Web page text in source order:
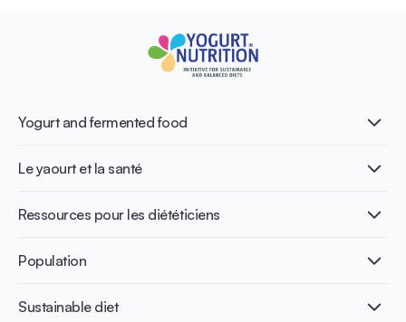
Yogurt and fermented food
Qu’est-ce que le yaourt ?
Nutri-dense food
Le yaourt et la santé
Healthy Diets & Lifestyle
Santé intestinale
Santé osseuse
Gestion du poids
Ressources pour les diététiciens
Publications
Infographics
Recettes
Population
Adulte
Sustainable diet